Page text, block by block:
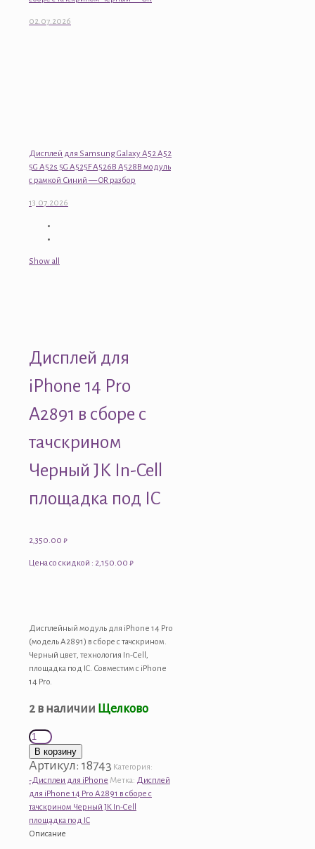
02.07.2026
Дисплей для Samsung Galaxy A52 A52
5G A52s 5G A525F A526B A528B модуль
с рамкой Синий — OR разбор
13.07.2026
Show all
Дисплей для
iPhone 14 Pro
A2891 в сборе с
тачскрином
Черный JK In-Cell
площадка под IC
2,350.00 ₽
Цена со скидкой : 2,150.00 ₽
Дисплейный модуль для iPhone 14 Pro
(модель A2891) в сборе с тачскрином.
Черный цвет, технология In-Cell,
площадка под IC. Совместим с iPhone
14 Pro.
2 в наличии Щелково
Количество
товара
Дисплей
для
iPhone
A2891
В корзину
Артикул: 18743 Категория:
-Дисплеи для iPhone Метка: Дисплей
для iPhone 14 Pro A2891 в сборе с
тачскрином Черный JK In-Cell
площадка под IC
Описание